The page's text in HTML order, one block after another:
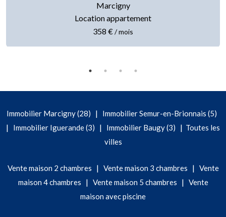
Marcigny
Location appartement
358 €/ mois
Immobilier Marcigny (28) | Immobilier Semur-en-Brionnais (5)
| Immobilier Iguerande (3) | Immobilier Baugy (3) | Toutes les
villes
Vente maison 2 chambres | Vente maison 3 chambres | Vente
maison 4 chambres
| Vente maison 5 chambres | Vente
maison avec piscine